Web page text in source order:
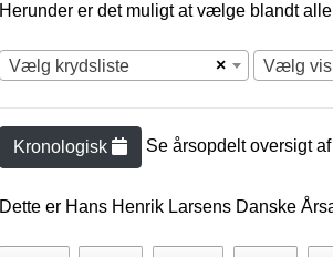
Herunder er det muligt at vælge blandt
×
Vælg krydsliste Vælg
Kronologisk Se årsopdelt oversigt af
Dette er Hans Henrik Larsens Danske